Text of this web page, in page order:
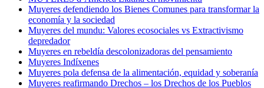
Muyeres defendiendo los Bienes Comunes para transformar la
economía y la sociedad
Muyeres del mundu: Valores ecosociales vs Extractivismo
depredador
Muyeres en rebeldía descolonizadoras del pensamiento
Muyeres Indíxenes
Muyeres pola defensa de la alimentación, equidad y soberanía
Muyeres reafirmando Drechos – los Drechos de los Pueblos